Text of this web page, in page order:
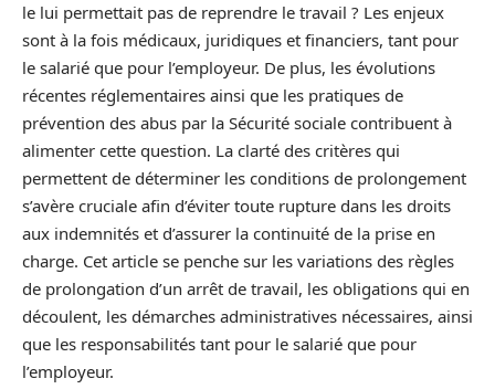
le lui permettait pas de reprendre le travail ? Les enjeux
sont à la fois médicaux, juridiques et financiers, tant pour
le salarié que pour l’employeur. De plus, les évolutions
récentes réglementaires ainsi que les pratiques de
prévention des abus par la Sécurité sociale contribuent à
alimenter cette question. La clarté des critères qui
permettent de déterminer les conditions de prolongement
s’avère cruciale afin d’éviter toute rupture dans les droits
aux indemnités et d’assurer la continuité de la prise en
charge. Cet article se penche sur les variations des règles
de prolongation d’un arrêt de travail, les obligations qui en
découlent, les démarches administratives nécessaires, ainsi
que les responsabilités tant pour le salarié que pour
l’employeur.